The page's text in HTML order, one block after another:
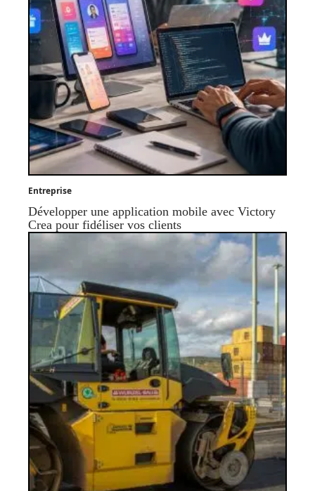
Entreprise
Développer une application mobile avec Victory
Crea pour fidéliser vos clients